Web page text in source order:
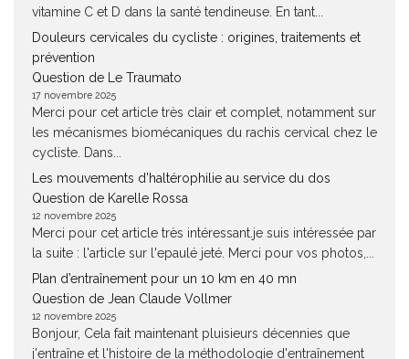
vitamine C et D dans la santé tendineuse. En tant...
Douleurs cervicales du cycliste : origines, traitements et
prévention
Question de Le Traumato
17 novembre 2025
Merci pour cet article très clair et complet, notamment sur
les mécanismes biomécaniques du rachis cervical chez le
cycliste. Dans...
Les mouvements d’haltérophilie au service du dos
Question de Karelle Rossa
12 novembre 2025
Merci pour cet article très intéressant.je suis intéressée par
la suite : l'article sur l'epaulé jeté. Merci pour vos photos,...
Plan d’entraînement pour un 10 km en 40 mn
Question de Jean Claude Vollmer
12 novembre 2025
Bonjour, Cela fait maintenant pluisieurs décennies que
j'entraîne et l'histoire de la méthodologie d'entraînement